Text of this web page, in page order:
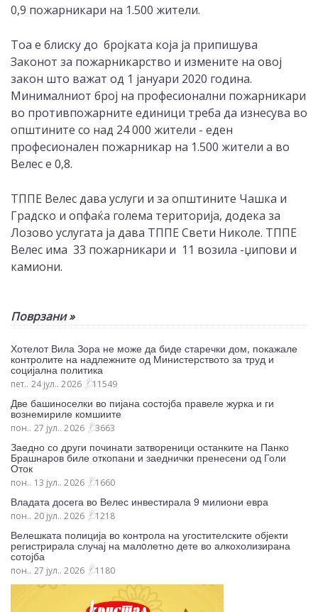
0,9 пожарникари на 1.500 жители.
Тоа е блиску до бројката која ја припишува
Законот за пожарникарство и измените на овој
закон што важат од 1 јануари 2020 година.
Минималниот број на професионални пожарникари
во противпожарните единици треба да изнесува во
општините со над 24 000 жители - еден
професионален пожарникар на 1.500 жители а во
Велес е 0,8.
ТППЕ Велес дава услуги и за општините Чашка и
Градско и опфаќа голема територија, додека за
Лозово услугата ја дава ТППЕ Свети Николе. ТППЕ
Велес има 33 пожарникари и 11 возила -џипови и
камиони.
Поврзани »
Хотелот Вила Зора не може да биде старечки дом, покажале
контролите на надлежните од Министерството за труд и
социјална политика
пет.. 24 јул.. 2026 11549
Две башиноселки во пијана состојба правеле журка и ги
вознемириле комшиите
пон.. 27 јул.. 2026 3663
Заедно со други починати затвореници останките на Панко
Брашнаров биле откопани и заеднички пренесени од Голи
Оток
пон.. 13 јул.. 2026 1660
Владата досега во Велес инвестирала 9 милиони евра
пон.. 20 јул.. 2026 1218
Велешката полиција во контрола на угостителските објекти
регистрирала случај на малoлетно дете во алкохолизирана
сотојба
пон.. 27 јул.. 2026 1180